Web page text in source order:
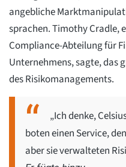
angebliche
sprachen. Timothy Cradle,
Compliance-Abteilung für
Unternehmens, sagte, das
des Risikomanagements.
„Ich denke,
boten einen Service,
aber sie verwalteten